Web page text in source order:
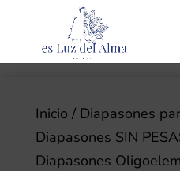
Inicio / Diapasones
Diapasones SIN
Diapasones